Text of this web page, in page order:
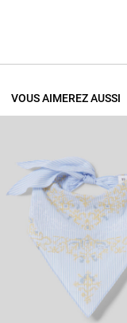
VOUS AIMEREZ AUSSI